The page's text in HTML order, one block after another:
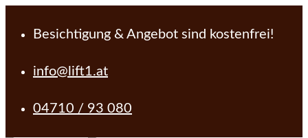
Besichtigung & Angebot sind kostenfrei!
info@lift1.at
04710 / 93 080